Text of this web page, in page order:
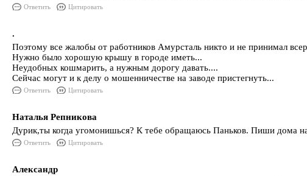
Ответить Цитировать
.
Поэтому все жалобы от работников Амурсталь никто и не принимал
Нужно было хорошую крышу в городе иметь...
Неудобных кошмарить, а нужным дорогу давать....
Сейчас могут и к делу о мошенничестве на заводе пристегнуть...
Ответить Цитировать
Наталья Репникова
Дурик,ты когда угомонишься? К тебе обращаюсь Паньков. Пиши дома
Ответить Цитировать
Александр